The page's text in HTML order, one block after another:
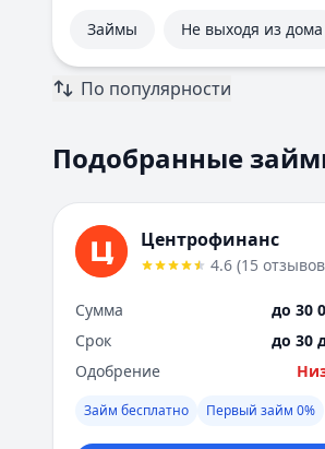
Займы Не выходя из дома
По популярности
Подобранные
Центрофинанс
4.6 (15 отзывов
Сумма
до 30
Срок
до 30
Одобрение
Займ бесплатно Первый займ 0%